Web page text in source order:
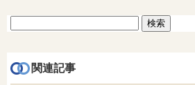
索:
関連記事